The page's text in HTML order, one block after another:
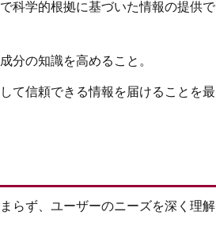
科学的根拠に基づいた情報の提供で
分の知識を高めること。
て信頼できる情報を届けることを最
らず、ユーザーのニーズを深く理解